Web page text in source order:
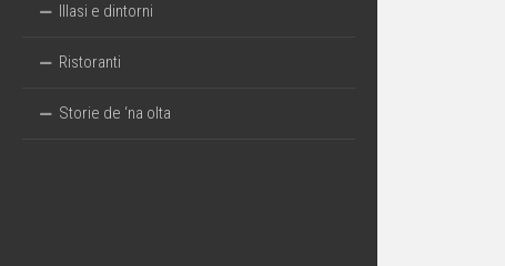
Illasi e dintorni
Ristoranti
Storie de ‘na olta